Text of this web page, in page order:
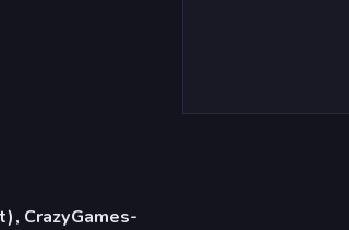
CrazyGames-